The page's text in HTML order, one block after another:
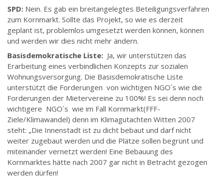
SPD: Nein. Es gab ein breitangelegtes Beteiligungsverfahren
zum Kornmarkt. Sollte das Projekt, so wie es derzeit
geplant ist, problemlos umgesetzt werden können, können
und werden wir dies nicht mehr ändern.
Basisdemokratische Liste: Ja, wir unterstützen das
Erarbeitung eines verbindlichen Konzepts zur sozialen
Wohnungsversorgung. Die Basisdemokratische Liste
unterstützt die Forderungen von wichtigen NGO´s wie die
Forderungen der Mietervereine zu 100%! Es sei denn noch
wichtigere NGO´s wie im Fall Kornmarkt(FFF-
Ziele/Klimawandel) denn im Klimagutachten Witten 2007
steht: „Die Innenstadt ist zu dicht bebaut und darf nicht
weiter zugebaut werden und die Plätze sollen begrünt und
miteinander vernetzt werden! Eine Bebauung des
Kornmarktes hätte nach 2007 gar nicht in Betracht gezogen
werden dürfen!